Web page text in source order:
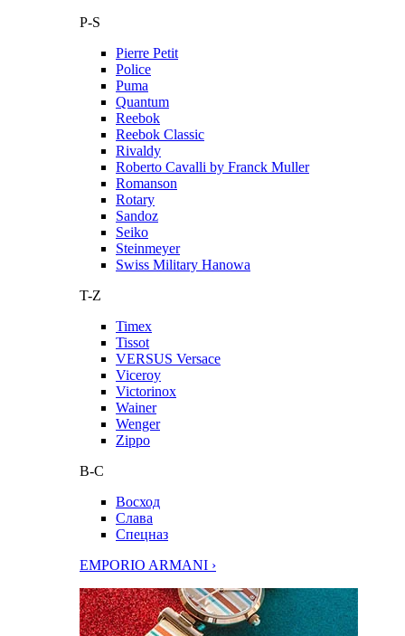
P-S
Pierre Petit
Police
Puma
Quantum
Reebok
Reebok Classic
Rivaldy
Roberto Cavalli by Franck Muller
Romanson
Rotary
Sandoz
Seiko
Steinmeyer
Swiss Military Hanowa
T-Z
Timex
Tissot
VERSUS Versace
Viceroy
Victorinox
Wainer
Wenger
Zippo
В-С
Восход
Слава
Спецназ
EMPORIO ARMANI ›